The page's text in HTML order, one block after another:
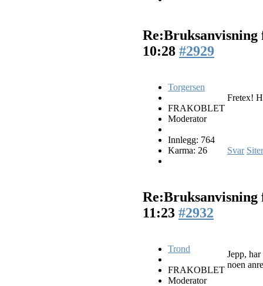
10:28 #2929
Torgersen
FRAKOBLET
Moderator
Innlegg: 764
Karma: 26
Fretex!
Svar Siter
11:23 #2932
Trond
FRAKOBLET
Moderator
Jepp,
noen